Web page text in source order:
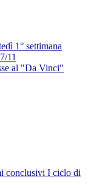
1° settimana
11
al "Da Vinci"
conclusivi I ciclo di